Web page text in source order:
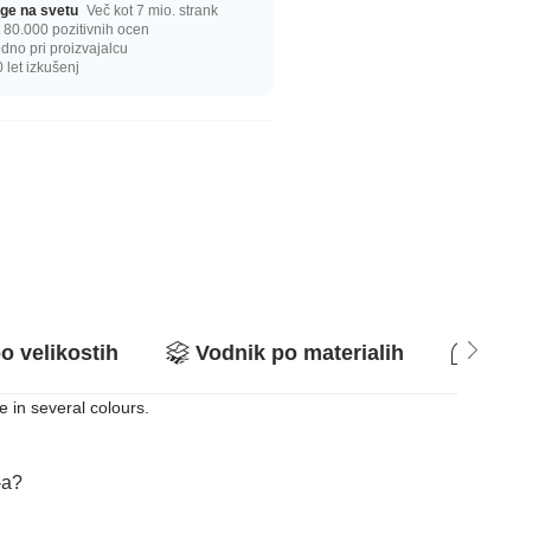
na svetu Več kot 7 mio. strank
80.000 pozitivnih ocen
pri proizvajalcu
let izkušenj
velikostih Vodnik po materialih
in several colours.